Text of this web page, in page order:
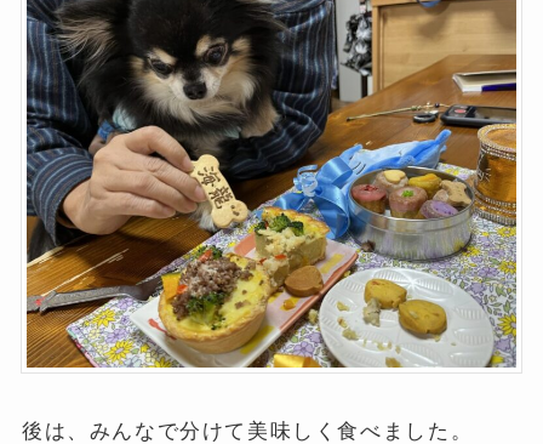
後は、みんなで分けて美味しく食べました。